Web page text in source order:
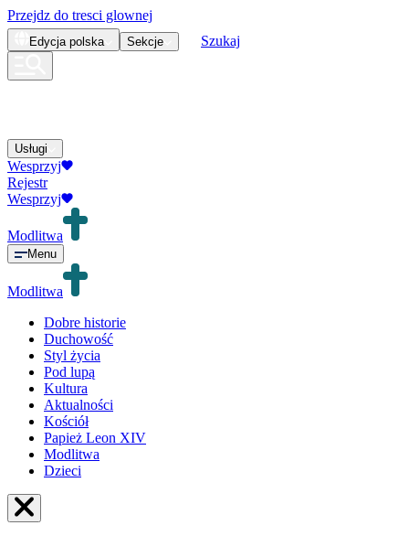
Przejdz do tresci glownej
Edycja polska Sekcje Szukaj
Usługi
Wesprzyj
Rejestr
Wesprzyj
Modlitwa
Menu
Modlitwa
Dobre historie
Duchowość
Styl życia
Pod lupą
Kultura
Aktualności
Kościół
Papież Leon XIV
Modlitwa
Dzieci